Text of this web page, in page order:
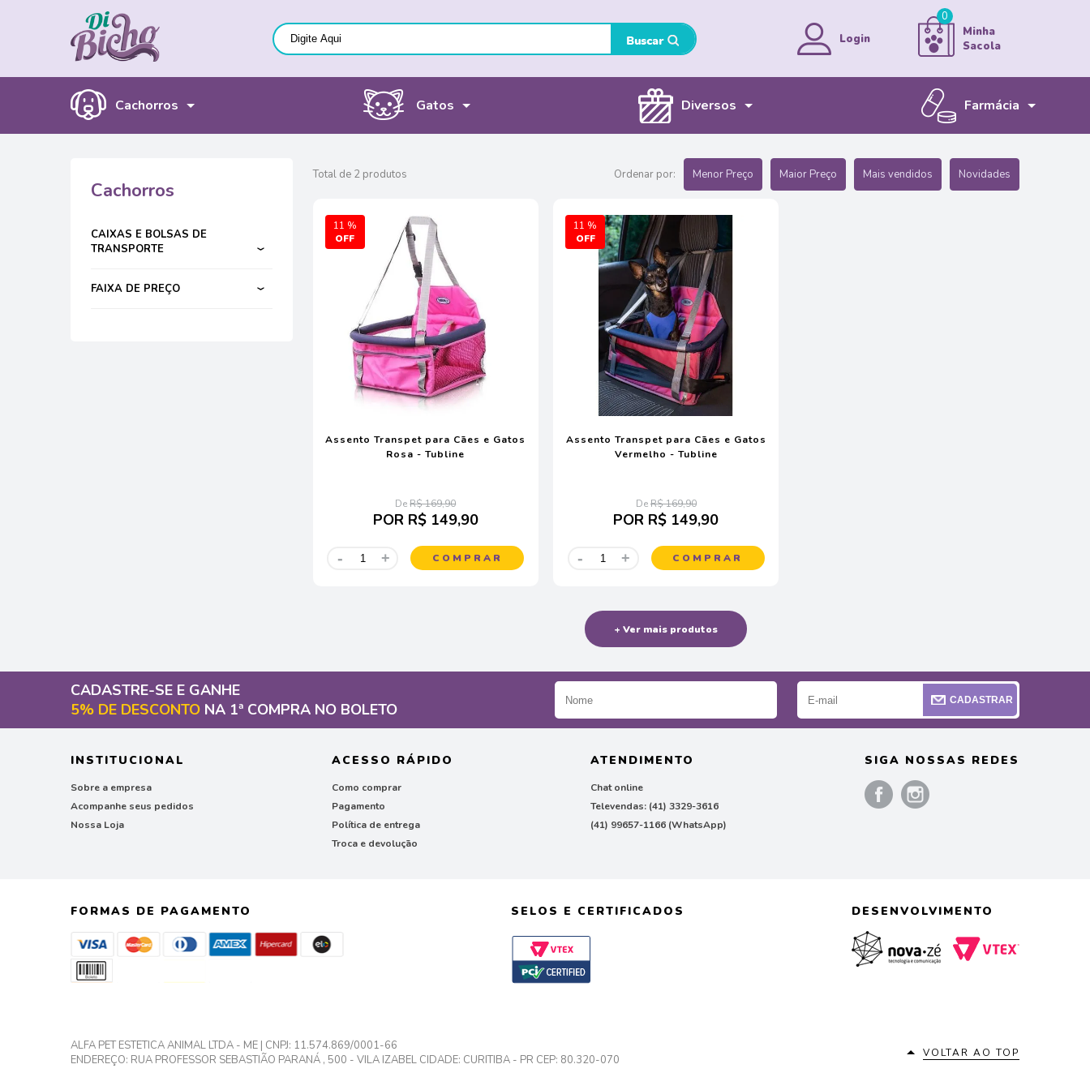
Login
Bem-vindo!
ENTRAR
0
Minha
Sacola
Cachorros Gatos Diversos Farmácia
Cachorros
CAIXAS E BOLSAS DE
TRANSPORTE
FAIXA DE PREÇO
Total de 2 produtos Ordenar por: Menor Preço Maior Preço Mais vendidos Novidades
11 %
Assento Transpet para Cães e Gatos
Rosa - Tubline
DeR$ 169,90
POR R$ 149,90
- + COMPRAR
11 %
Assento Transpet para Cães e Gatos
Vermelho - Tubline
DeR$ 169,90
POR R$ 149,90
- + COMPRAR
+ Ver mais produtos
CADASTRE-SE E GANHE
5% DE DESCONTO NA 1ª COMPRA NO BOLETO CADASTRAR
INSTITUCIONAL
Sobre a empresa
Acompanhe seus pedidos
Nossa Loja
ACESSO RÁPIDO
Como comprar
Pagamento
Política de entrega
Troca e devolução
ATENDIMENTO
Chat online
Televendas: (41) 3329-3616
(41) 99657-1166 (WhatsApp)
SIGA NOSSAS REDES
FORMAS DE PAGAMENTO SELOS E CERTIFICADOS DESENVOLVIMENTO
ALFA PET ESTETICA ANIMAL LTDA - ME | CNPJ: 11.574.869/0001-66
ENDEREÇO: RUA PROFESSOR SEBASTIÃO PARANÁ , 500 - VILA IZABEL CIDADE: CURITIBA - PR CEP: 80.320-070
VOLTAR AO TOP